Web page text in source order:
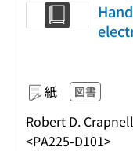
紙 図書
Robert D.
<PA225-D101>